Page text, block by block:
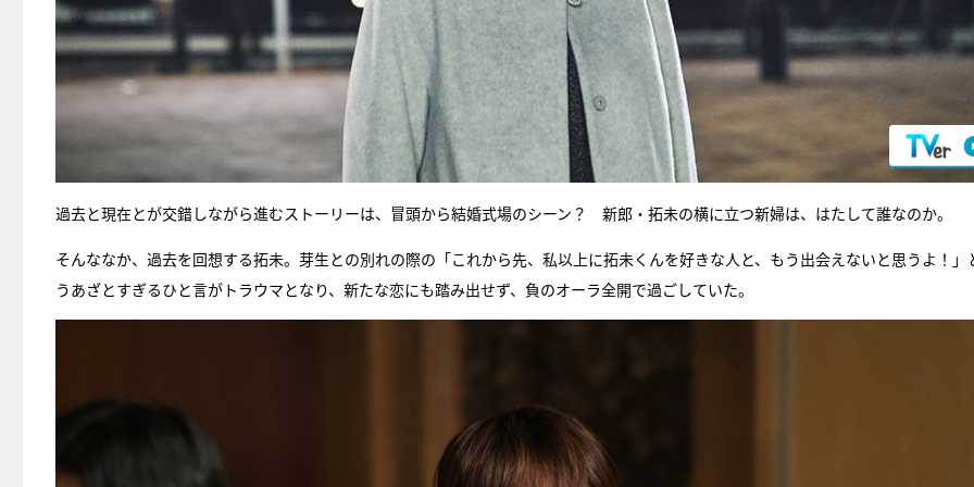
過去と現在とが交錯しながら進むストーリーは、冒頭から結婚式場のシーン？ 新郎・拓未の横に立つ新婦は、はたして誰なのか。
そんななか、過去を回想する拓未。芽生との別れの際の「これから先、私以上に拓未くんを好きな人と、もう出会えないと思うよ！」
うあざとすぎるひと言がトラウマとなり、新たな恋にも踏み出せず、負のオーラ全開で過ごしていた。